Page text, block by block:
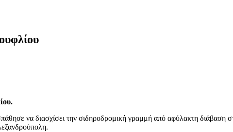
να διασχίσει την σιδηροδρομική γραμμή από αφύλακτη διάβαση